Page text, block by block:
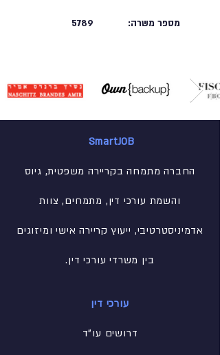
5789 מספר משרה:
SmartJOB
החברה מתמחה בקריירה משפטית, גיוס
והשמת עורכי דין, מתמחים, צוות
אדמיניסטרטיבי, ייעוץ קריירה אישי ומיזוגים
בין משרדי עורכי דין.
עורכי דין
דרושים עו"ד